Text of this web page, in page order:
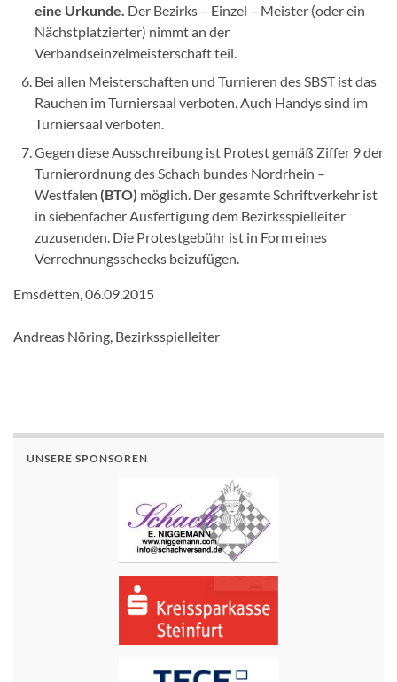
eine Urkunde. Der Bezirks – Einzel – Meister (oder ein
Nächstplatzierter) nimmt an der
Verbandseinzelmeisterschaft teil.
Bei allen Meisterschaften und Turnieren des SBST ist das
Rauchen im Turniersaal verboten. Auch Handys sind im
Turniersaal verboten.
Gegen diese Ausschreibung ist Protest gemäß Ziffer 9 der
Turnierordnung des Schach bundes Nordrhein –
Westfalen (BTO) möglich. Der gesamte Schriftverkehr ist
in siebenfacher Ausfertigung dem Bezirksspielleiter
zuzusenden. Die Protestgebühr ist in Form eines
Verrechnungsschecks beizufügen.
Emsdetten, 06.09.2015
Andreas Nöring, Bezirksspielleiter
UNSERE SPONSOREN